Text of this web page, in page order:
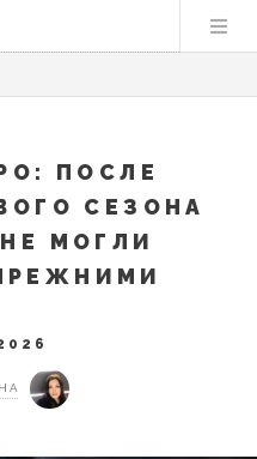
ПОСЛЕ
СЕЗОНА
МОГЛИ